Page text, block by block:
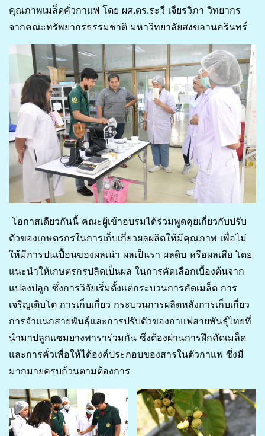
คุณภาพเมล็ดคั่วกาแฟ โดย ผศ.ดร.ระวี เจียรวิภา วิทยากร
จากคณะทรัพยากรธรรมชาติ มหาวิทยาลัยสงขลานครินทร์
โอกาสเดียวกันนี้ คณะผู้เข้าอบรมได้ร่วมพูดคุยเกี่ยวกับปรับ
ตัวของเกษตรกรในการเก็บเกี่ยวผลผลิตให้มีคุณภาพ เพื่อไม่
ให้มีการปนเปื้อนของผลเน่า ผลเป็นรา ผลดิบ หรือผลเสีย โดย
แนะนำให้เกษตรกรปลิดเป็นผล ในการคัดเลือกเบื้องต้นจาก
แปลงปลูก ซึ่งการวิจัยเริ่มตั้งแต่กระบวนการคัดเมล็ด การ
เจริญเติบโต การเก็บเกี่ยว กระบวนการผลิตหลังการเก็บเกี่ยว
การจำแนกสายพันธุ์และการปรับตัวของกาแฟสายพันธุ์ไทยที่
นำมาปลูกแซมยางพาราร่วมกัน ซึ่งต้องผ่านการฝึกคัดเมล็ด
และการคั่วเพื่อให้ได้องค์ประกอบของสารในตัวกาแฟ ซึ่งมี
มากมายครบถ้วนตามต้องการ